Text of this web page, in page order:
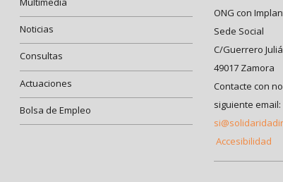
Noticias
Consultas
Actuaciones
Bolsa de Empleo
ONG con
Sede Social
C/Guerrero
49017 Zamora
Contacte con
siguiente email:
Accesibilidad